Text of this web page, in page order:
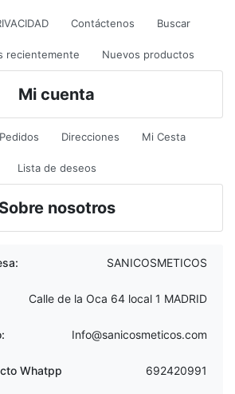
Contáctenos Buscar
recientemente Nuevos productos
Mi cuenta
Pedidos Direcciones Mi Cesta
Lista de deseos
Sobre nosotros
SANICOSMETICOS
Calle de la Oca 64 local 1 MADRID
Info@sanicosmeticos.com
Whatpp 692420991